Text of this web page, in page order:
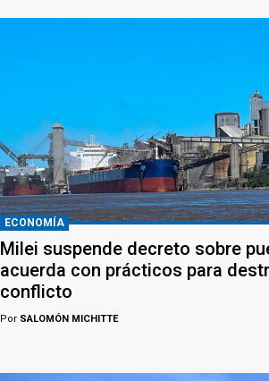
ECONOMÍA
Milei suspende decreto sobre
acuerda con prácticos para
conflicto
Por SALOMÓN MICHITTE